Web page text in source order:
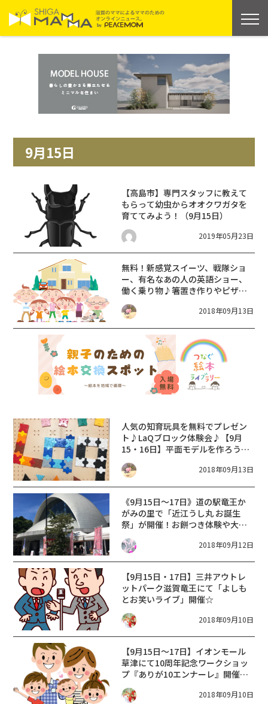
9月15日
【高島市】専門スタッフに教えて
もらって幼虫からオオクワガタを
育ててみよう！（9月15日）
2019年05月23日
無料！新感覚スイーツ、戦隊ショ
ー、有名なあの人の英語ショー、
働く乗り物♪箸置き作りやピザ作
り、プレゼントも♪【9月3連休】
ABCハウジング草津でお得なイベ
2018年09月13日
人気の知育玩具を無料でプレゼン
ト♪LaQブロック体験会♪【9月
15・16日】平面モデルを作ろう！
平和書店アル・プラザ近江八幡店
2018年09月13日
《9月15日〜17日》道の駅竜王か
がみの里で「近江うし丸 お誕生
祭」が開催！お餅つき体験や大抽
選会もあり♪
2018年09月12日
【9月15日・17日】三井アウトレ
ットパーク滋賀竜王にて「よしも
とお笑いライブ」開催☆
2018年09月10日
【9月15日～17日】イオンモール
草津にて10周年記念ワークショッ
プ『ありが10エンナーレ』開催☆
どのワークショップにチャレンジ
する！？
2018年09月10日